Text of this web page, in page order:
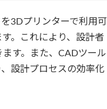
3Dプリンターで利用可
。これにより、設計者
す。また、CADツール
設計プロセスの効率化